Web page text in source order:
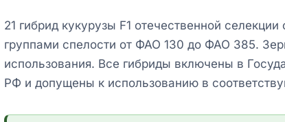
21 гибрид кукурузы F1 отечественной селекции
группами спелости от ФАО 130 до ФАО 385.
использования. Все гибриды включены в
РФ и допущены к использованию в